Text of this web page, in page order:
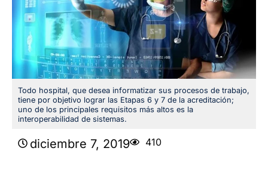
Todo hospital, que desea informatizar sus procesos de trabajo,
tiene por objetivo lograr las Etapas 6 y 7 de la acreditación;
uno de los principales requisitos más altos es la
interoperabilidad de sistemas.
diciembre 7, 2019 410